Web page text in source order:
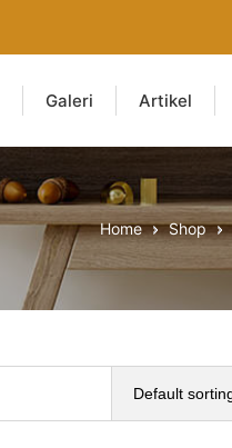
Galeri Artikel
Home Shop